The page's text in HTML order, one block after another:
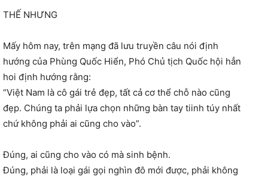
THẾ NHƯNG
Mấy hôm nay, trên mạng đã lưu truyền câu nói định
hướng của Phùng Quốc Hiển, Phó Chủ tịch Quốc hội hẳn
hoi định hướng rằng:
“Việt Nam là cô gái trẻ đẹp, tất cả cơ thể chỗ nào cũng
đẹp. Chúng ta phải lựa chọn những bàn tay tiinh túy nhất
chứ không phải ai cũng cho vào”.
Đúng, ai cũng cho vào có mà sinh bệnh.
Đúng, phải là loại gái gọi nghìn đô mới được, phải không